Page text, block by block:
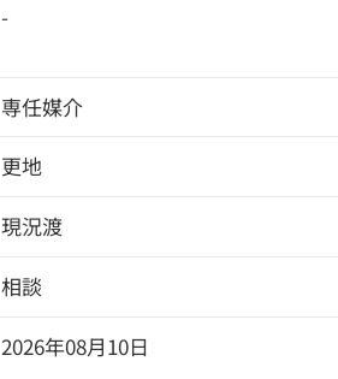
-
専任媒介
更地
現況渡
相談
2026年08月10日